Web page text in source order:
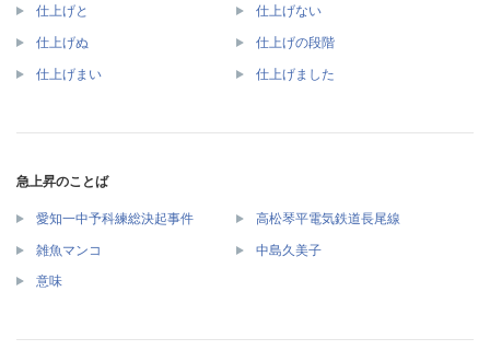
仕上げと 仕上げない
仕上げぬ 仕上げの段階
仕上げまい 仕上げました
急上昇のことば
愛知一中予科練総決起事件 高松琴平電気鉄道長尾線
雑魚マンコ 中島久美子
意味